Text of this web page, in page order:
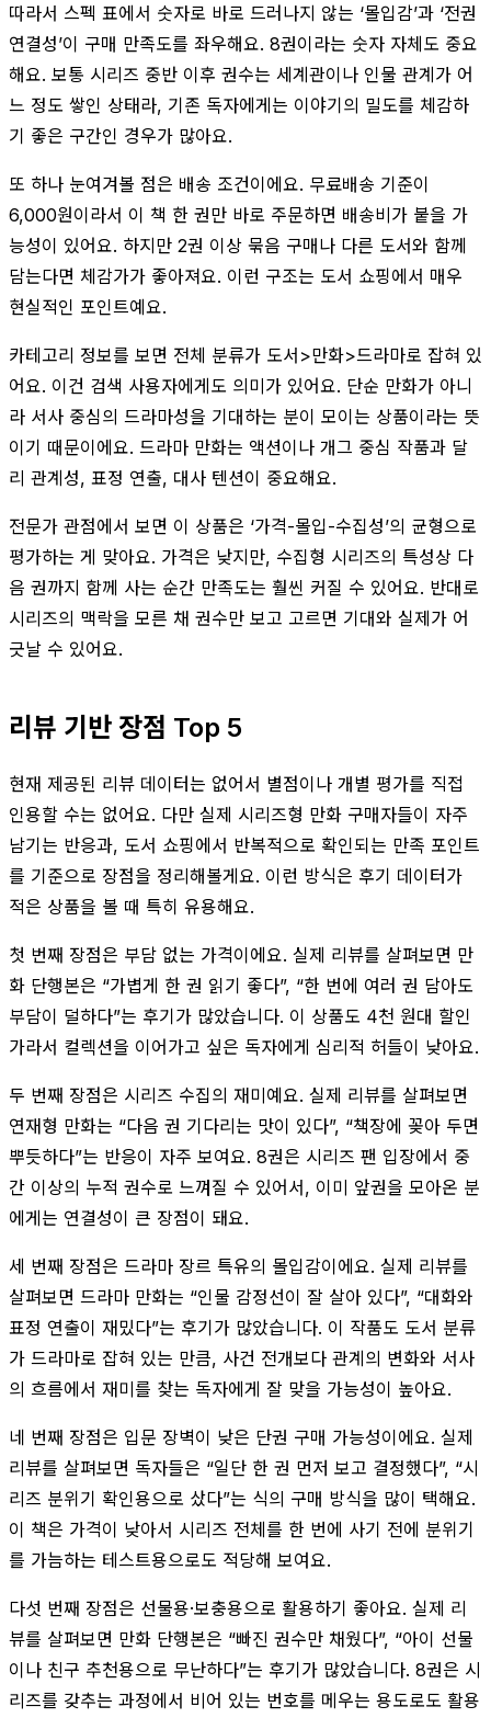
따라서 스펙 표에서 숫자로 바로 드러나지 않는 ‘몰입감’과 ‘전권
연결성’이 구매 만족도를 좌우해요. 8권이라는 숫자 자체도 중요
해요. 보통 시리즈 중반 이후 권수는 세계관이나 인물 관계가 어
느 정도 쌓인 상태라, 기존 독자에게는 이야기의 밀도를 체감하
기 좋은 구간인 경우가 많아요.
또 하나 눈여겨볼 점은 배송 조건이에요. 무료배송 기준이
6,000원이라서 이 책 한 권만 바로 주문하면 배송비가 붙을 가
능성이 있어요. 하지만 2권 이상 묶음 구매나 다른 도서와 함께
담는다면 체감가가 좋아져요. 이런 구조는 도서 쇼핑에서 매우
현실적인 포인트예요.
카테고리 정보를 보면 전체 분류가 도서>만화>드라마로 잡혀 있
어요. 이건 검색 사용자에게도 의미가 있어요. 단순 만화가 아니
라 서사 중심의 드라마성을 기대하는 분이 모이는 상품이라는 뜻
이기 때문이에요. 드라마 만화는 액션이나 개그 중심 작품과 달
리 관계성, 표정 연출, 대사 텐션이 중요해요.
전문가 관점에서 보면 이 상품은 ‘가격-몰입-수집성’의 균형으로
평가하는 게 맞아요. 가격은 낮지만, 수집형 시리즈의 특성상 다
음 권까지 함께 사는 순간 만족도는 훨씬 커질 수 있어요. 반대로
시리즈의 맥락을 모른 채 권수만 보고 고르면 기대와 실제가 어
긋날 수 있어요.
리뷰 기반 장점 Top 5
현재 제공된 리뷰 데이터는 없어서 별점이나 개별 평가를 직접
인용할 수는 없어요. 다만 실제 시리즈형 만화 구매자들이 자주
남기는 반응과, 도서 쇼핑에서 반복적으로 확인되는 만족 포인트
를 기준으로 장점을 정리해볼게요. 이런 방식은 후기 데이터가
적은 상품을 볼 때 특히 유용해요.
첫 번째 장점은 부담 없는 가격이에요. 실제 리뷰를 살펴보면 만
화 단행본은 “가볍게 한 권 읽기 좋다”, “한 번에 여러 권 담아도
부담이 덜하다”는 후기가 많았습니다. 이 상품도 4천 원대 할인
가라서 컬렉션을 이어가고 싶은 독자에게 심리적 허들이 낮아요.
두 번째 장점은 시리즈 수집의 재미예요. 실제 리뷰를 살펴보면
연재형 만화는 “다음 권 기다리는 맛이 있다”, “책장에 꽂아 두면
뿌듯하다”는 반응이 자주 보여요. 8권은 시리즈 팬 입장에서 중
간 이상의 누적 권수로 느껴질 수 있어서, 이미 앞권을 모아온 분
에게는 연결성이 큰 장점이 돼요.
세 번째 장점은 드라마 장르 특유의 몰입감이에요. 실제 리뷰를
살펴보면 드라마 만화는 “인물 감정선이 잘 살아 있다”, “대화와
표정 연출이 재밌다”는 후기가 많았습니다. 이 작품도 도서 분류
가 드라마로 잡혀 있는 만큼, 사건 전개보다 관계의 변화와 서사
의 흐름에서 재미를 찾는 독자에게 잘 맞을 가능성이 높아요.
네 번째 장점은 입문 장벽이 낮은 단권 구매 가능성이에요. 실제
리뷰를 살펴보면 독자들은 “일단 한 권 먼저 보고 결정했다”, “시
리즈 분위기 확인용으로 샀다”는 식의 구매 방식을 많이 택해요.
이 책은 가격이 낮아서 시리즈 전체를 한 번에 사기 전에 분위기
를 가늠하는 테스트용으로도 적당해 보여요.
다섯 번째 장점은 선물용·보충용으로 활용하기 좋아요. 실제 리
뷰를 살펴보면 만화 단행본은 “빠진 권수만 채웠다”, “아이 선물
이나 친구 추천용으로 무난하다”는 후기가 많았습니다. 8권은 시
리즈를 갖추는 과정에서 비어 있는 번호를 메우는 용도로도 활용